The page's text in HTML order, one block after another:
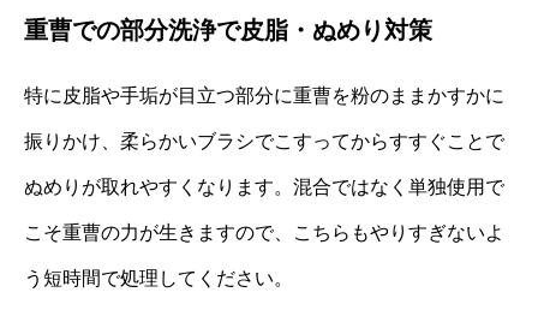
重曹での部分洗浄で皮脂・ぬめり対策
特に皮脂や手垢が目立つ部分に重曹を粉のままかすかに
振りかけ、柔らかいブラシでこすってからすすぐことで
ぬめりが取れやすくなります。混合ではなく単独使用で
こそ重曹の力が生きますので、こちらもやりすぎないよ
う短時間で処理してください。